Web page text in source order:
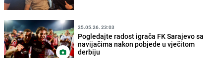
25.05.26. 23:03
Pogledajte radost igrača FK Sarajevo sa
navijačima nakon pobjede u vječitom
derbiju